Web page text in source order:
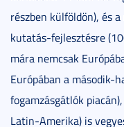
részben külföldön), és
kutatás-fejlesztésre
mára nemcsak
Európában a második-
fogamzásgátlók
Latin-Amerika) is